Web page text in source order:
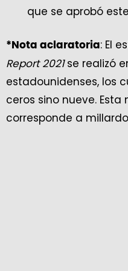
que se aprobó
*Nota aclaratoria: El
Report 2021se realizó
estadounidenses, los
ceros sino nueve.
corresponde a